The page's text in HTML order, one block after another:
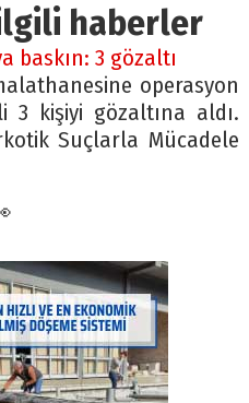
haberler
baskın: 3 gözaltı
operasyon
kişiyi gözaltına aldı.
Suçlarla Mücadele